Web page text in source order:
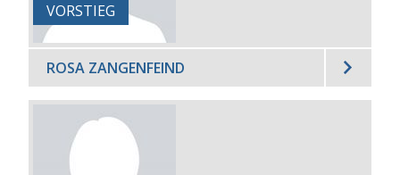
VORSTIEG
ROSA ZANGENFEIND